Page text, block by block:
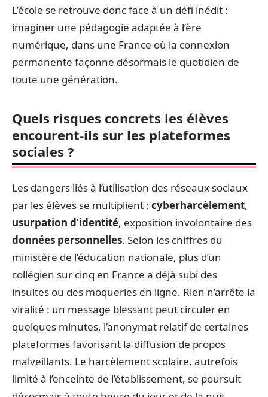
L’école se retrouve donc face à un défi inédit :
imaginer une pédagogie adaptée à l’ère
numérique, dans une France où la connexion
permanente façonne désormais le quotidien de
toute une génération.
Quels risques concrets les élèves
encourent-ils sur les plateformes
sociales ?
Les dangers liés à l’utilisation des réseaux sociaux
par les élèves se multiplient : cyberharcèlement,
usurpation d’identité, exposition involontaire des
données personnelles. Selon les chiffres du
ministère de l’éducation nationale, plus d’un
collégien sur cinq en France a déjà subi des
insultes ou des moqueries en ligne. Rien n’arrête la
viralité : un message blessant peut circuler en
quelques minutes, l’anonymat relatif de certaines
plateformes favorisant la diffusion de propos
malveillants. Le harcèlement scolaire, autrefois
limité à l’enceinte de l’établissement, se poursuit